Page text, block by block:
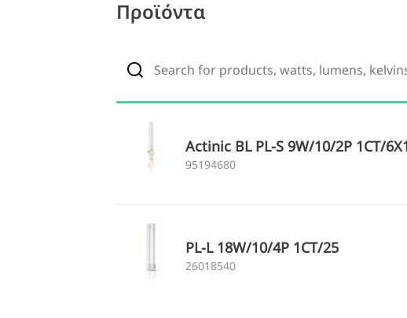
Προϊόντα
Actinic BL PL-S 9W/10/2P 1CT/
95194680
PL-L 18W/10/4P 1CT/25
26018540